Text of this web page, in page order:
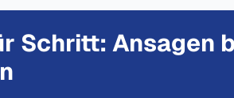
Schritt: Ansagen